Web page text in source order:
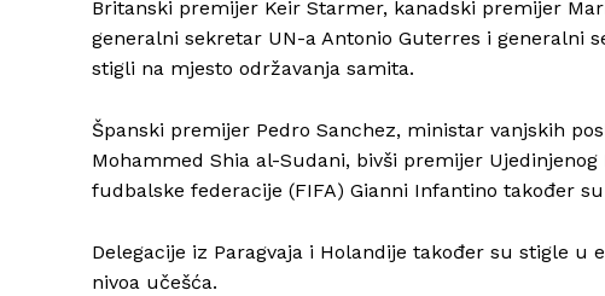
Britanski premijer Keir Starmer, kanadski premijer
generalni sekretar UN-a Antonio Guterres i generalni
stigli na mjesto održavanja samita.
Španski premijer Pedro Sanchez, ministar vanjskih
Mohammed Shia al-Sudani, bivši premijer
fudbalske federacije (FIFA) Gianni Infantino također
Delegacije iz Paragvaja i Holandije također su stigle
nivoa učešća.